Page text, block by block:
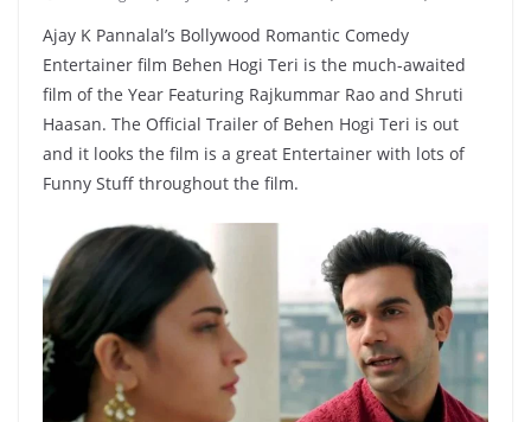
Ajay K Pannalal’s Bollywood Romantic Comedy
Entertainer film Behen Hogi Teri is the much-awaited
film of the Year Featuring Rajkummar Rao and Shruti
Haasan. The Official Trailer of Behen Hogi Teri is out
and it looks the film is a great Entertainer with lots of
Funny Stuff throughout the film.